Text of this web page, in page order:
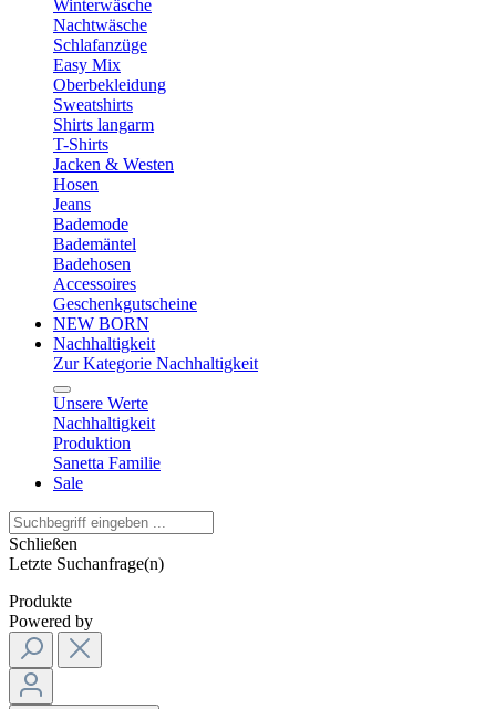
Winterwäsche
Nachtwäsche
Schlafanzüge
Easy Mix
Oberbekleidung
Sweatshirts
Shirts langarm
T-Shirts
Jacken & Westen
Hosen
Jeans
Bademode
Bademäntel
Badehosen
Accessoires
Geschenkgutscheine
NEW BORN
Nachhaltigkeit
Zur Kategorie Nachhaltigkeit
Unsere Werte
Nachhaltigkeit
Produktion
Sanetta Familie
Sale
Schließen
Letzte Suchanfrage(n)
Produkte
Powered by